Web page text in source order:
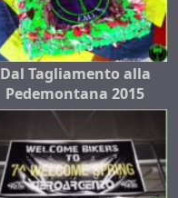
Dal Tagliamento alla
Pedemontana 2015